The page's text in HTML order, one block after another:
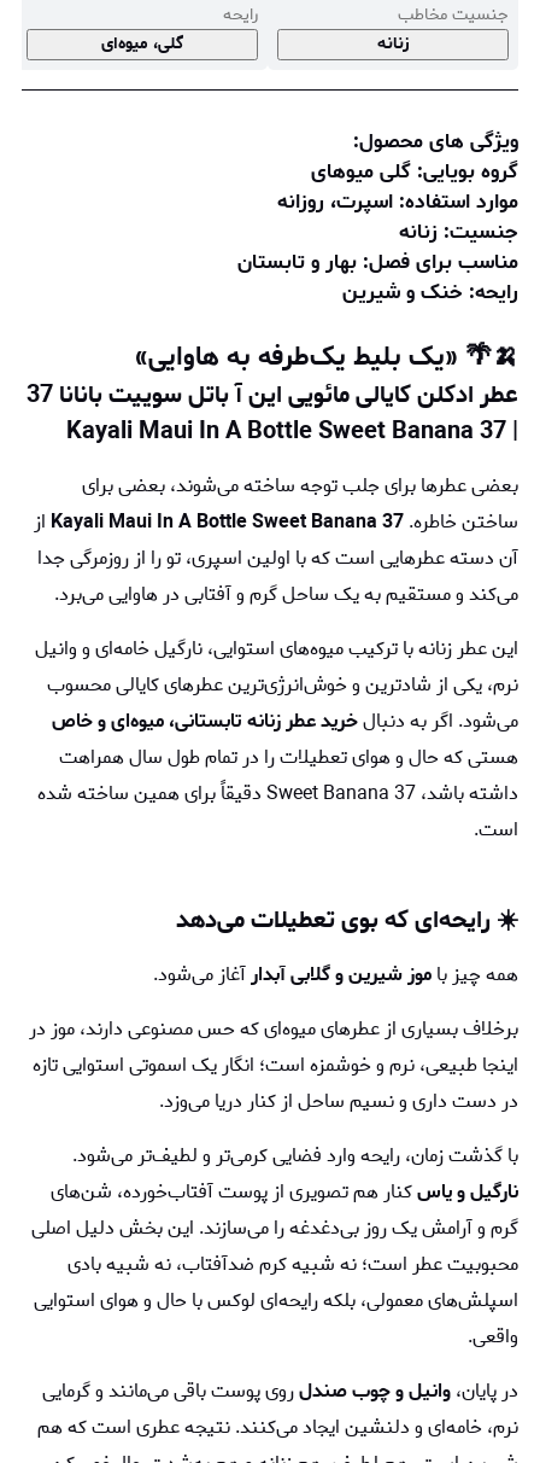
جنسیت مخاطب
زنانه
رایحه
گلی، میوه‌ای
ویژگی های محصول:
گروه بویایی: گلی میوه‎ای
موارد استفاده: اسپرت، روزانه
جنسیت: زنانه
مناسب برای فصل: بهار و تابستان
رایحه: خنک و شیرین
🍌🌴 «یک بلیط یک‌طرفه به هاوایی»
عطر ادکلن کایالی مائویی این آ باتل سوییت بانانا 37
| Kayali Maui In A Bottle Sweet Banana 37
بعضی عطرها برای جلب توجه ساخته می‌شوند، بعضی برای
ساختن خاطره.Kayali Maui In A Bottle Sweet Banana 37 از
آن دسته عطرهایی است که با اولین اسپری، تو را از روزمرگی جدا
می‌کند و مستقیم به یک ساحل گرم و آفتابی در هاوایی می‌برد.
این عطر زنانه با ترکیب میوه‌های استوایی، نارگیل خامه‌ای و وانیل
نرم، یکی از شادترین و خوش‌انرژی‌ترین عطرهای کایالی محسوب
می‌شود. اگر به دنبالخرید عطر زنانه تابستانی، میوه‌ای و خاص
هستی که حال و هوای تعطیلات را در تمام طول سال همراهت
داشته باشد، Sweet Banana 37 دقیقاً برای همین ساخته شده
است.
☀️ رایحه‌ای که بوی تعطیلات می‌دهد
همه چیز باموز شیرین و گلابی آبدارآغاز می‌شود.
برخلاف بسیاری از عطرهای میوه‌ای که حس مصنوعی دارند، موز در
اینجا طبیعی، نرم و خوشمزه است؛ انگار یک اسموتی استوایی تازه
در دست داری و نسیم ساحل از کنار دریا می‌وزد.
با گذشت زمان، رایحه وارد فضایی کرمی‌تر و لطیف‌تر می‌شود.
نارگیل و یاسکنار هم تصویری از پوست آفتاب‌خورده، شن‌های
گرم و آرامش یک روز بی‌دغدغه را می‌سازند. این بخش دلیل اصلی
محبوبیت عطر است؛ نه شبیه کرم ضدآفتاب، نه شبیه بادی
اسپلش‌های معمولی، بلکه رایحه‌ای لوکس با حال و هوای استوایی
واقعی.
در پایان،وانیل و چوب صندلروی پوست باقی می‌مانند و گرمایی
نرم، خامه‌ای و دلنشین ایجاد می‌کنند. نتیجه عطری است که هم